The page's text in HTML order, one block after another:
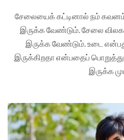
சேலையைக் கட்டினால் நம் கவனம்
இருக்க வேண்டும். சேலை
இருக்க வேண்டும். உடை
இருக்கிறதா என்பதைப்
இருக்க